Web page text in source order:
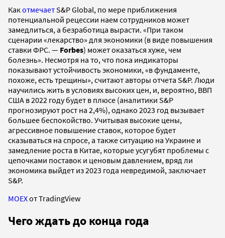
КакотмечаетS&P Global, по мере приближения
потенциальной рецессии наем сотрудников может
замедлиться, а безработица вырасти. «При таком
сценарии «лекарство» для экономики (в виде повышения
ставки ФРС. — Forbes) может оказаться хуже, чем
болезнь». Несмотря на то, что пока индикаторы
показывают устойчивость экономики, «в фундаменте,
похоже, есть трещины», считают авторы отчета S&P. Люди
научились жить в условиях высоких цен, и, вероятно, ВВП
США в 2022 году будет в плюсе (аналитики S&P
прогнозируют рост на 2,4%), однако 2023 год вызывает
большее беспокойство. Учитывая высокие цены,
агрессивное повышение ставок, которое будет
сказываться на спросе, а также ситуацию на Украине и
замедление роста в Китае, которые усугубят проблемы с
цепочками поставок и ценовым давлением, вряд ли
экономика выйдет из 2023 года невредимой, заключает
S&P.
MOEXот TradingView
Чего ждать до конца года